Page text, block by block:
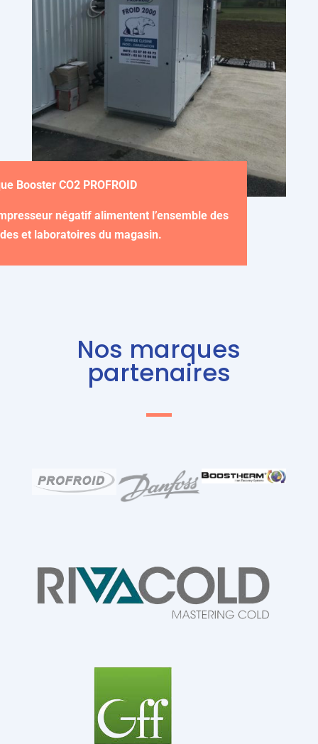
Booster CO2 PROFROID
négatif alimentent l’ensemble des
et laboratoires du magasin.
Nos marques
partenaires